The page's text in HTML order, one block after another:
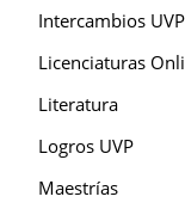
Intercambios UVP
Licenciaturas
Literatura
Logros UVP
Maestrías